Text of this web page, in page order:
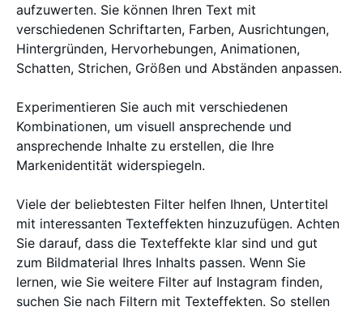
aufzuwerten. Sie können Ihren Text mit
verschiedenen Schriftarten, Farben, Ausrichtungen,
Hintergründen, Hervorhebungen, Animationen,
Schatten, Strichen, Größen und Abständen anpassen.
Experimentieren Sie auch mit verschiedenen
Kombinationen, um visuell ansprechende und
ansprechende Inhalte zu erstellen, die Ihre
Markenidentität widerspiegeln.
Viele der beliebtesten Filter helfen Ihnen, Untertitel
mit interessanten Texteffekten hinzuzufügen. Achten
Sie darauf, dass die Texteffekte klar sind und gut
zum Bildmaterial Ihres Inhalts passen. Wenn Sie
lernen, wie Sie weitere Filter auf Instagram finden,
suchen Sie nach Filtern mit Texteffekten. So stellen